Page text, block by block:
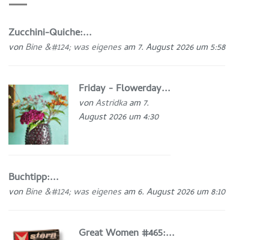
Zucchini-Quiche:...
vonBine &#124; was eigenesam 7. August 2026 um 5:58
Friday - Flowerday...
vonAstridkaam 7.
August 2026 um 4:30
Buchtipp:...
vonBine &#124; was eigenesam 6. August 2026 um 8:10
Great Women #465:...